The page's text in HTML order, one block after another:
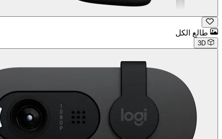
طالع الكل
3D